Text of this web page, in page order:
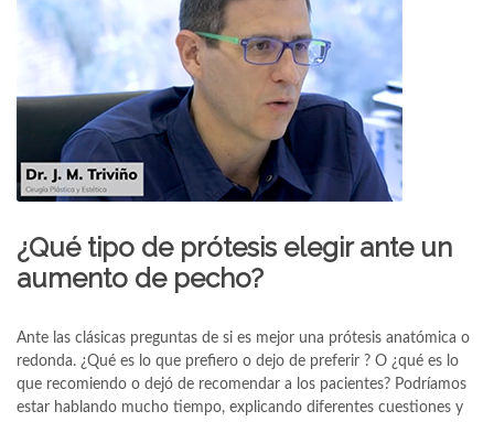
¿Qué tipo de prótesis elegir ante un
aumento de pecho?
Ante las clásicas preguntas de si es mejor una prótesis anatómica o
redonda. ¿Qué es lo que prefiero o dejo de preferir ? O ¿qué es lo
que recomiendo o dejó de recomendar a los pacientes? Podríamos
estar hablando mucho tiempo, explicando diferentes cuestiones y